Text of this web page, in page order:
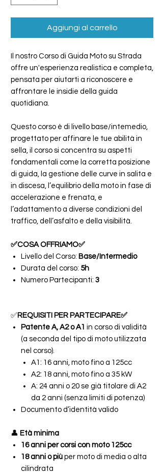
Aggiungi al carrello
Il nostro Corso di Guida Moto su Strada
offre un'esperienza realistica e completa,
pensata per aiutarti a riconoscere e
affrontare le insidie della guida
quotidiana.
Questo corso è di livello base/intemedio,
progettato per affinare le tue abilità in
sella, il corso si concentra su aspetti
fondamentali come la corretta posizione
di guida, la gestione delle curve in salita e
in discesa, l’equilibrio della moto in fase di
accelerazione e frenata, e
l’adattamento a diverse condizioni del
traffico, dell’asfalto e della visibilità.
✅COSA OFFRIAMO✅
Livello del Corso: Base/Intermedio
Durata del corso: 5h
Numero Partecipanti: 3
✅REQUISITI PER PARTECIPARE✅
Patente A, A2 o A1 in corso di validità
(a seconda del tipo di moto utilizzata
nel corso).
A1: 16 anni, moto fino a 125cc
A2: 18 anni, moto fino a 35 kW
A: 24 anni o 20 se già titolare di A2
da 2 anni (senza limiti di potenza)
Documento d’identità valido
👤 Età minima
16 anni per corsi con moto 125cc
18 anni o più per moto di media o alta
cilindrata